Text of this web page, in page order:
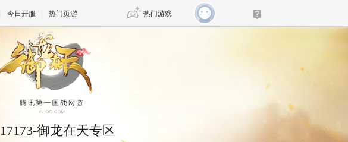
今日开服 热门页游 热门游戏
魔兽
天堂
17173-御龙在天专区